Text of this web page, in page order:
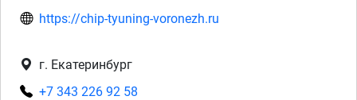
https://chip-tyuning-voronezh.ru
г. Екатеринбург
+7 343 226 92 58